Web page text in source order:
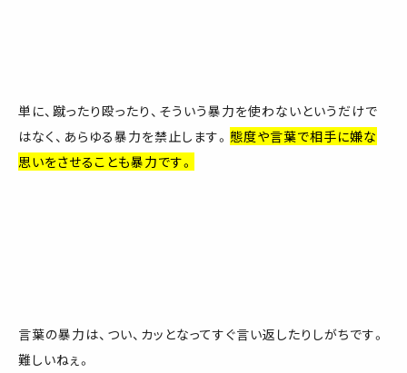
単に、蹴ったり殴ったり、そういう暴力を使わないというだけで
はなく、あらゆる暴力を禁止します。 態度や言葉で相手に嫌な
思いをさせることも暴力です。
言葉の暴力は、つい、カッとなってすぐ言い返したりしがちです。
難しいねぇ。